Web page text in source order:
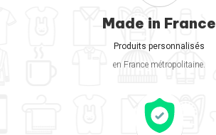
Made in France
Produits personnalisés
en France métropolitaine.